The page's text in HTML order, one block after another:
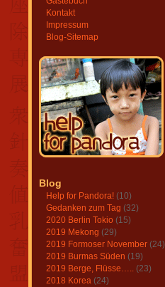
Kontakt
Impressum
Blog-Sitemap
Blog
Help for Pandora! (10)
Gedanken zum Tag (32)
2020 Berlin Tokio (15)
2019 Mekong (29)
2019 Formoser November (24)
2019 Burmas Süden (19)
2019 Berge, Flüsse….. (23)
2018 Korea (24)